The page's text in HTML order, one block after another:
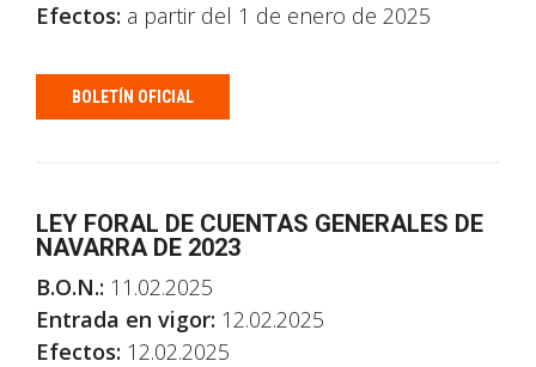
Efectos: a partir del 1 de enero de 2025
BOLETÍN OFICIAL
LEY FORAL DE CUENTAS GENERALES DE
NAVARRA DE 2023
B.O.N.: 11.02.2025
Entrada en vigor: 12.02.2025
Efectos: 12.02.2025